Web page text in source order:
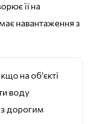
її на
навантаження з
на об’єкті
воду
дорогим